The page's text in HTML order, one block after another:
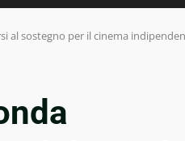
al sostegno per il cinema